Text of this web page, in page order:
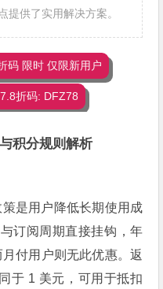
提供了实用解决方案。
码 限时 仅限新用户
折码: DFZ78
积分规则解析
是用户降低长期使用成
订阅周期直接挂钩，年
付用户则无此优惠。返
于 1 美元，可用于抵扣